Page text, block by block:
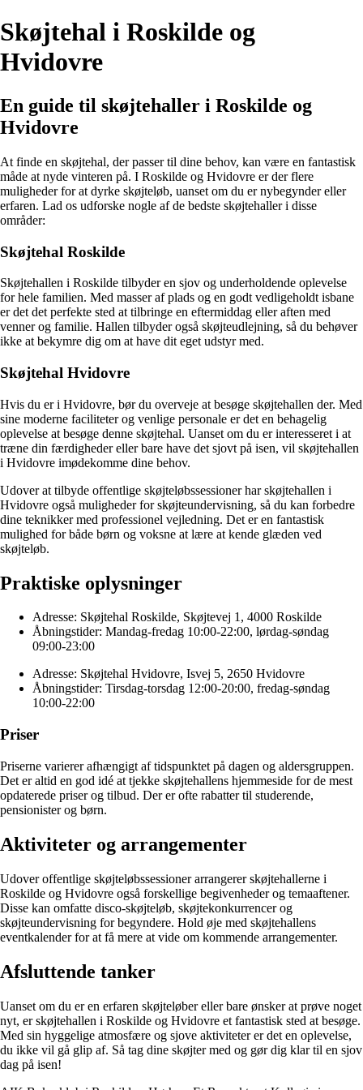
Skøjtehal i Roskilde og
Hvidovre
En guide til skøjtehaller i Roskilde og
Hvidovre
At finde en skøjtehal, der passer til dine behov, kan være en fantastisk
måde at nyde vinteren på. I Roskilde og Hvidovre er der flere
muligheder for at dyrke skøjteløb, uanset om du er nybegynder eller
erfaren. Lad os udforske nogle af de bedste skøjtehaller i disse
områder:
Skøjtehal Roskilde
Skøjtehallen i Roskilde tilbyder en sjov og underholdende oplevelse
for hele familien. Med masser af plads og en godt vedligeholdt isbane
er det det perfekte sted at tilbringe en eftermiddag eller aften med
venner og familie. Hallen tilbyder også skøjteudlejning, så du behøver
ikke at bekymre dig om at have dit eget udstyr med.
Skøjtehal Hvidovre
Hvis du er i Hvidovre, bør du overveje at besøge skøjtehallen der. Med
sine moderne faciliteter og venlige personale er det en behagelig
oplevelse at besøge denne skøjtehal. Uanset om du er interesseret i at
træne din færdigheder eller bare have det sjovt på isen, vil skøjtehallen
i Hvidovre imødekomme dine behov.
Udover at tilbyde offentlige skøjteløbssessioner har skøjtehallen i
Hvidovre også muligheder for skøjteundervisning, så du kan forbedre
dine teknikker med professionel vejledning. Det er en fantastisk
mulighed for både børn og voksne at lære at kende glæden ved
skøjteløb.
Praktiske oplysninger
Adresse: Skøjtehal Roskilde, Skøjtevej 1, 4000 Roskilde
Åbningstider: Mandag-fredag 10:00-22:00, lørdag-søndag
09:00-23:00
Adresse: Skøjtehal Hvidovre, Isvej 5, 2650 Hvidovre
Åbningstider: Tirsdag-torsdag 12:00-20:00, fredag-søndag
10:00-22:00
Priser
Priserne varierer afhængigt af tidspunktet på dagen og aldersgruppen.
Det er altid en god idé at tjekke skøjtehallens hjemmeside for de mest
opdaterede priser og tilbud. Der er ofte rabatter til studerende,
pensionister og børn.
Aktiviteter og arrangementer
Udover offentlige skøjteløbssessioner arrangerer skøjtehallerne i
Roskilde og Hvidovre også forskellige begivenheder og temaaftener.
Disse kan omfatte disco-skøjteløb, skøjtekonkurrencer og
skøjteundervisning for begyndere. Hold øje med skøjtehallens
eventkalender for at få mere at vide om kommende arrangementer.
Afsluttende tanker
Uanset om du er en erfaren skøjteløber eller bare ønsker at prøve noget
nyt, er skøjtehallen i Roskilde og Hvidovre et fantastisk sted at besøge.
Med sin hyggelige atmosfære og sjove aktiviteter er det en oplevelse,
du ikke vil gå glip af. Så tag dine skøjter med og gør dig klar til en sjov
dag på isen!